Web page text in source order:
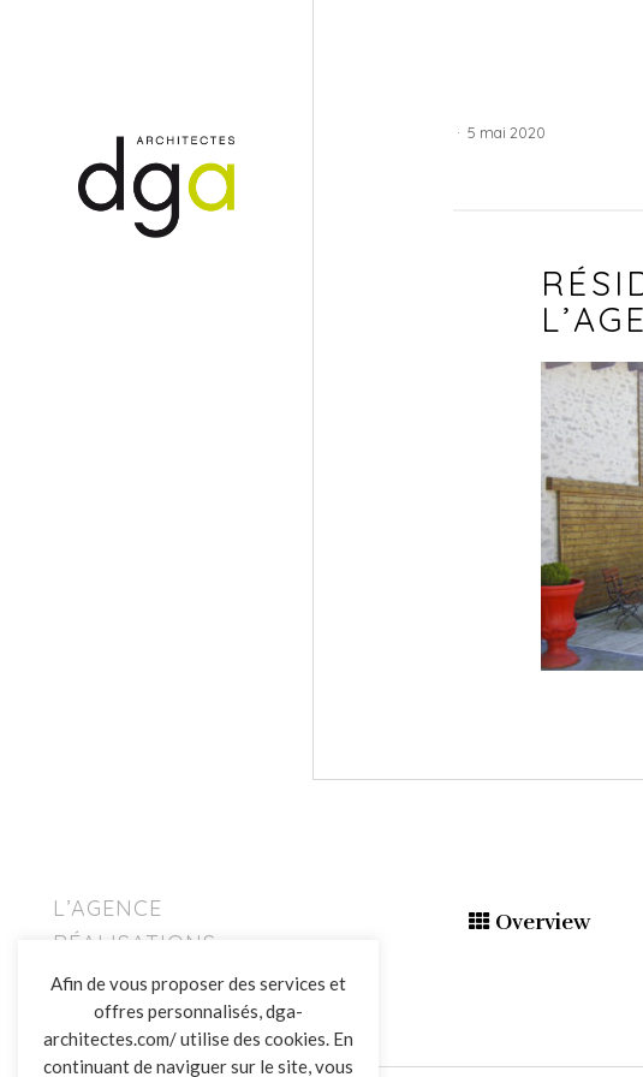
L’AGENCE
RÉALISATIONS
ACTUALITÉS
CONTACT
· 5 mai 2020
Overview
Afin de vous proposer des services et
offres personnalisés, dga-
architectes.com/ utilise des cookies. En
continuant de naviguer sur le site, vous